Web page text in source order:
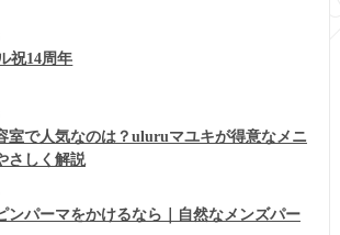
祝14周年
室で人気なのは？uluruマユキが得意なメニ
さしく解説
ンパーマをかけるなら｜自然なメンズパー